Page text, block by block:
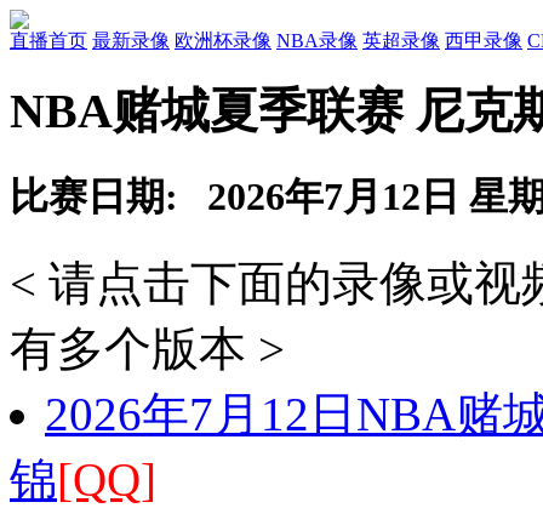
直播首页 最新录像 欧洲杯录像 NBA录像 英超录像 西甲录像
NBA赌城夏季联赛 尼克
比赛日期: 2026年7月12日 星
< 请点击下面的录像或
有多个版本 >
2026年7月12日NBA赌
锦[QQ]